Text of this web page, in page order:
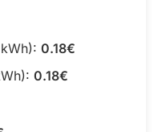
0.18€
0.18€